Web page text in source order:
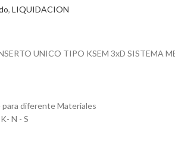
, LIQUIDACION
UNICO TIPO KSEM 3xD SISTEMA
diferente Materiales
N - S